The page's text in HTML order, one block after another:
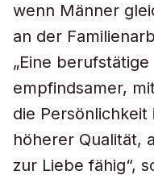
wenn Männer
an der
„Eine
empfindsamer,
die
höherer Qualität,
zur Liebe fähig“,